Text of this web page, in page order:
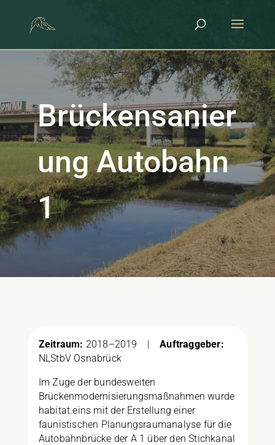
Brückensanier
ung Autobahn
1
Zeitraum: 2018–2019 |Auftraggeber:
NLStbV Osnabrück
Im Zuge der bundesweiten
Brückenmodernisierungsmaßnahmen wurde
habitat.eins mit der Erstellung einer
faunistischen Planungsraumanalyse für die
Autobahnbrücke der A 1 über den Stichkanal